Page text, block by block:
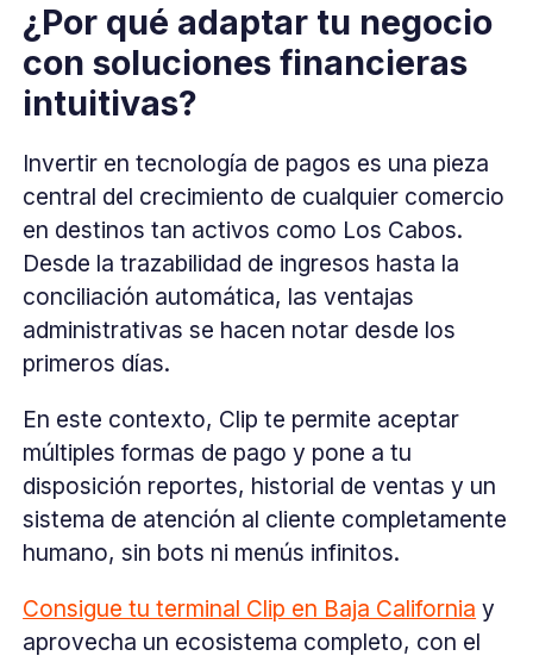
¿Por qué adaptar tu negocio
con soluciones financieras
intuitivas?
Invertir en tecnología de pagos es una pieza
central del crecimiento de cualquier comercio
en destinos tan activos como Los Cabos.
Desde la trazabilidad de ingresos hasta la
conciliación automática, las ventajas
administrativas se hacen notar desde los
primeros días.
En este contexto, Clip te permite aceptar
múltiples formas de pago y pone a tu
disposición reportes, historial de ventas y un
sistema de atención al cliente completamente
humano, sin bots ni menús infinitos.
Consigue tu terminal Clip en Baja California y
aprovecha un ecosistema completo, con el